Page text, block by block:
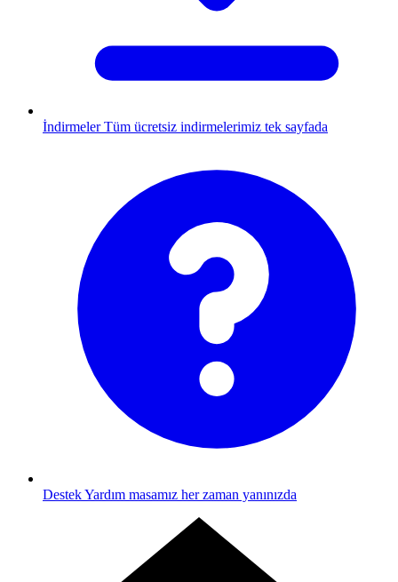
İndirmeler Tüm ücretsiz indirmelerimiz tek sayfada
DestekYardım masamız her zaman yanınızda